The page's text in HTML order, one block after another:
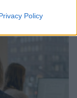
Policy